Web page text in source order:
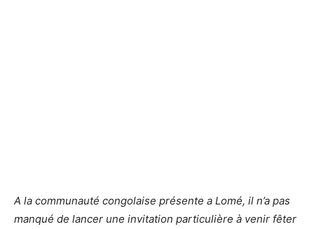
A la communauté congolaise présente a Lomé, il n’a pas
manqué de lancer une invitation particulière à venir fêter